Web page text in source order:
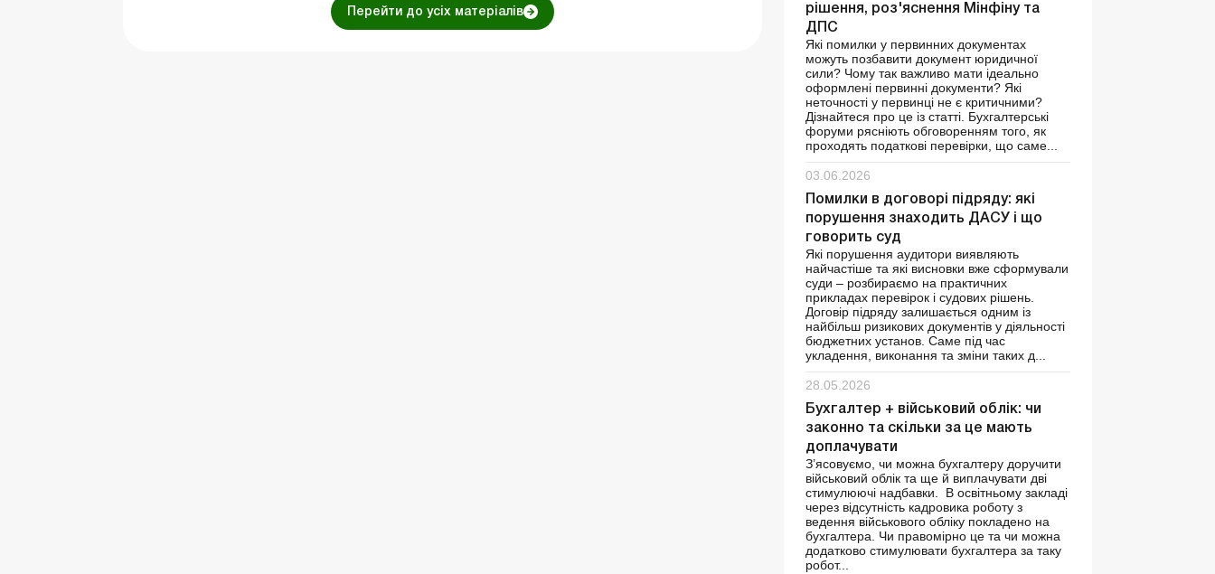
Перейти до усіх матеріалів
рішення, роз'яснення Мінфіну та
ДПС
Які помилки у первинних документах
можуть позбавити документ юридичної
сили? Чому так важливо мати ідеально
оформлені первинні документи? Які
неточності у первинці не є критичними?
Дізнайтеся про це із статті. Бухгалтерські
форуми рясніють обговоренням того, як
проходять податкові перевірки, що саме...
03.06.2026
Помилки в договорі підряду: які
порушення знаходить ДАСУ і що
говорить суд
Які порушення аудитори виявляють
найчастіше та які висновки вже сформували
суди – розбираємо на практичних
прикладах перевірок і судових рішень.
Договір підряду залишається одним із
найбільш ризикових документів у діяльності
бюджетних установ. Саме під час
укладення, виконання та зміни таких д...
28.05.2026
Бухгалтер + військовий облік: чи
законно та скільки за це мають
доплачувати
З’ясовуємо, чи можна бухгалтеру доручити
військовий облік та ще й виплачувати дві
стимулюючі надбавки. В освітньому закладі
через відсутність кадровика роботу з
ведення військового обліку покладено на
бухгалтера. Чи правомірно це та чи можна
додатково стимулювати бухгалтера за таку
робот...